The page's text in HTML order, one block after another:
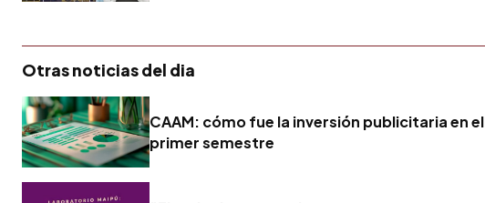
Otras noticias del dia
CAAM: cómo fue la inversión publicitaria en el
primer semestre